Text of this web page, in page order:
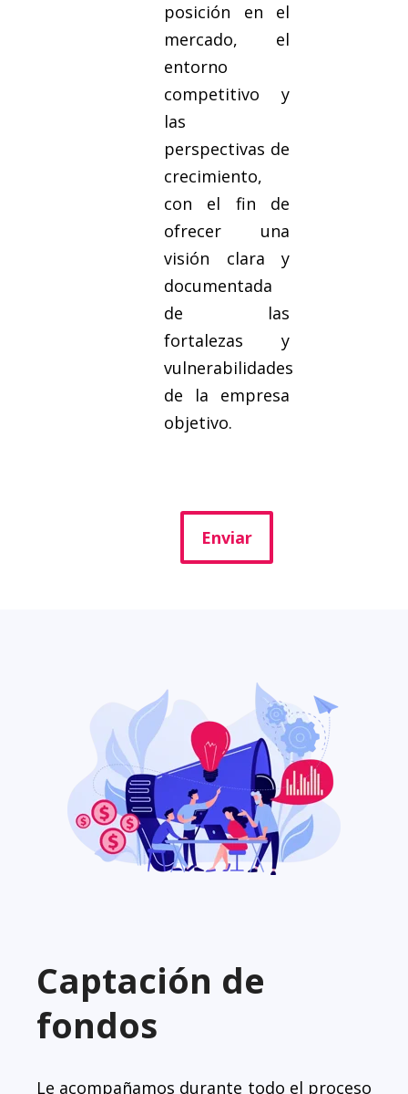
posición en el
mercado, el
entorno
competitivo y
las
perspectivas de
crecimiento,
con el fin de
ofrecer una
visión clara y
documentada
de las
fortalezas y
vulnerabilidades
de la empresa
objetivo.
Enviar
Captación de
fondos
Le acompañamos durante todo el proceso